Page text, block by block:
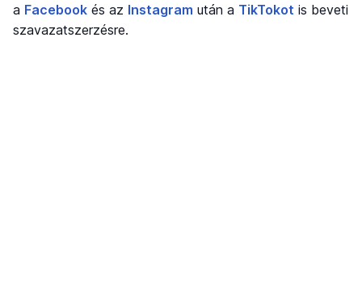
a Facebook és az Instagram után a TikTokot is beveti
szavazatszerzésre.